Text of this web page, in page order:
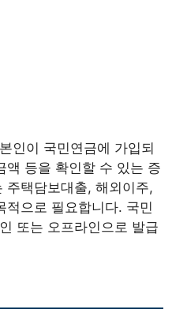
인이 국민연금에 가입되
액 등을 확인할 수 있는 증
주택담보대출, 해외이주,
적으로 필요합니다. 국민
또는 오프라인으로 발급